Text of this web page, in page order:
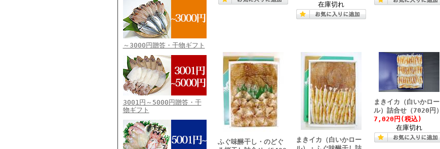
～3000円贈答・干物ギフト
3001円～5000円贈答・干
物ギフト
在庫切れ
ふぐ味醂干し・のどぐ
まきイカ（白いかロー
まきイカ（白いかロー
ル）詰合せ（7020円）
7,020円(税込)
在庫切れ